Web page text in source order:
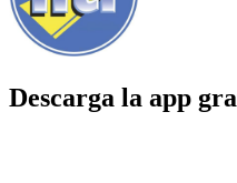
Descarga la app